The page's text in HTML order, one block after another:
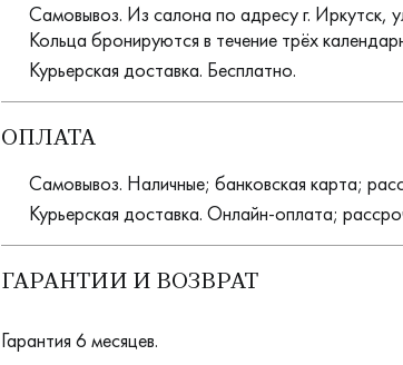
Самовывоз. Из салона по адресу г. Иркутск,
Кольца бронируются в течение трёх
Курьерская доставка. Бесплатно.
ОПЛАТА
Самовывоз. Наличные; банковская карта;
Курьерская доставка. Онлайн-оплата;
ГАРАНТИИ И ВОЗВРАТ
Гарантия 6 месяцев.